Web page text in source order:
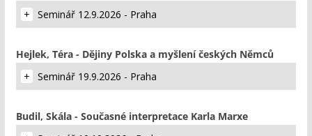
Seminář 12.9.2026 - Praha
Hejlek, Téra - Dějiny Polska a myšlení českých Němců
Seminář 19.9.2026 - Praha
Budil, Skála - Současné interpretace Karla Marxe